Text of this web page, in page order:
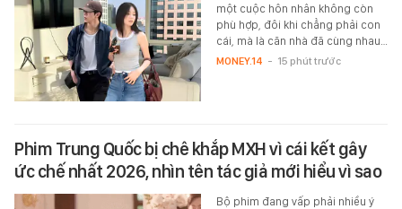
một cuộc hôn nhân không còn
phù hợp, đôi khi chẳng phải con
cái, mà là căn nhà đã cùng nhau…
MONEY.14 - 15 phút trước
Phim Trung Quốc bị chê khắp MXH vì cái kết gây
ức chế nhất 2026, nhìn tên tác giả mới hiểu vì sao
Bộ phim đang vấp phải nhiều ý